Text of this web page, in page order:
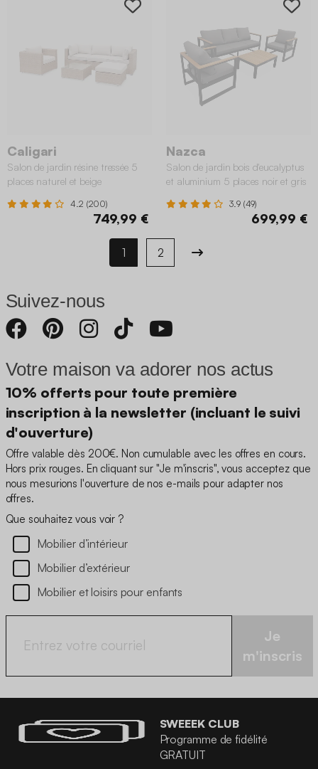
Caligari
Salon de jardin résine tressée 5
places naturel et beige
4.2 (200)
749,99 €
Nazca
Salon de jardin bois d'eucalyptus
et aluminium 5 places noir et gris
3.9 (49)
699,99 €
1 2
Suivez-nous
Votre maison va adorer nos actus
10% offerts pour toute première
inscription à la newsletter (incluant le suivi
d'ouverture)
Offre valable dès 200€. Non cumulable avec les offres en cours.
Hors prix rouges. En cliquant sur "Je m'inscris", vous acceptez que
nous mesurions l'ouverture de nos e-mails pour adapter nos
offres.
Que souhaitez vous voir ?
Mobilier d’intérieur
Mobilier d’extérieur
Mobilier et loisirs pour enfants
Je
m'inscris
SWEEEK CLUB
Programme de fidélité
GRATUIT